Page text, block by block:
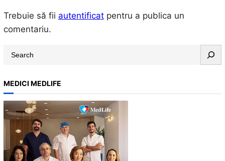
Trebuie să fii autentificatpentru a publica un
comentariu.
r
c
h
MEDICI MEDLIFE